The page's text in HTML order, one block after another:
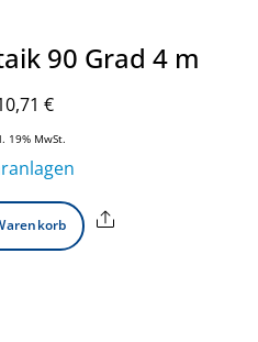
90 Grad 4 m
€
19% MwSt.
Share